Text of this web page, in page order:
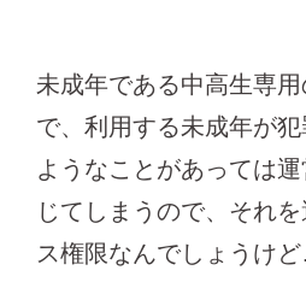
未成年である中高生専
で、利用する未成年が
ようなことがあっては
じてしまうので、それ
ス権限なんでしょうけ